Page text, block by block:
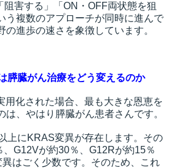
害する」「ON・OFF両状態を狙
う複数のアプローチが同時に進んで
の進歩の速さを象徴しています。
臓がん治療をどう変えるのか
用化された場合、最も大きな恩恵を
は、やはり膵臓がん患者さんです。
上にKRAS変異が存在します。その
G12Vが約30％、G12Rが約15％
はごく少数です。そのため、これ